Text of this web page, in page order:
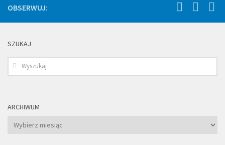
OBSERWUJ:
SZUKAJ
ARCHIWUM
Archiwum